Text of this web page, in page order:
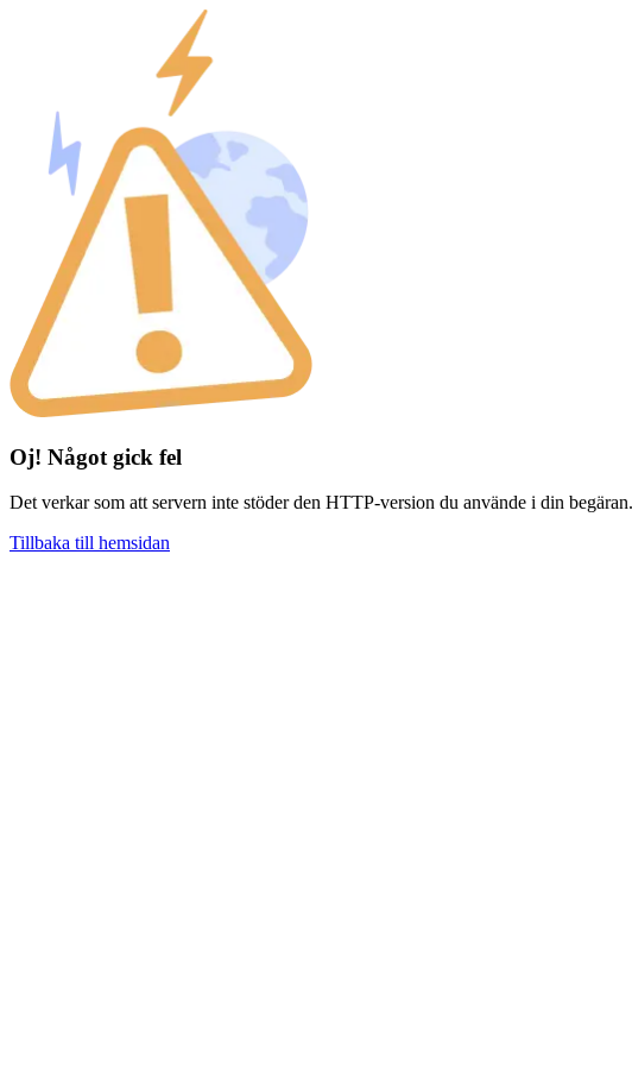
Oj! Något gick fel
Det verkar som att servern inte stöder den HTTP-version du använde i din begäran.
Tillbaka till hemsidan